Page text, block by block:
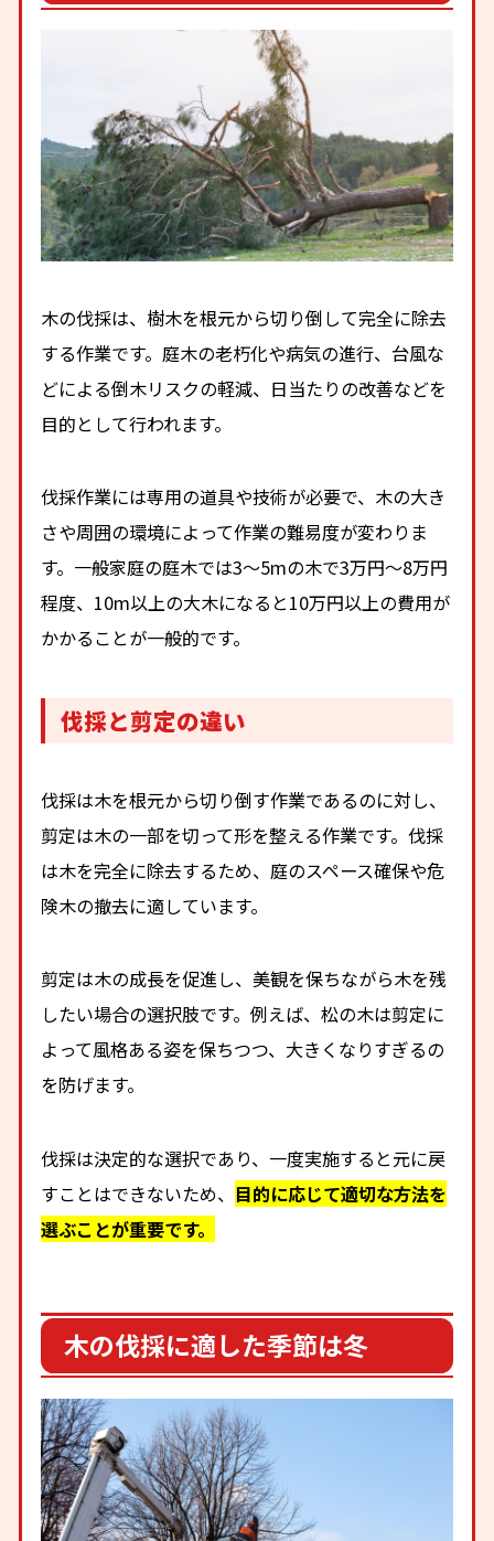
木の伐採は、樹木を根元から切り倒して完全に除去
する作業です。庭木の老朽化や病気の進行、台風な
どによる倒木リスクの軽減、日当たりの改善などを
目的として行われます。
伐採作業には専用の道具や技術が必要で、木の大き
さや周囲の環境によって作業の難易度が変わりま
す。一般家庭の庭木では3〜5mの木で3万円〜8万円
程度、10m以上の大木になると10万円以上の費用が
かかることが一般的です。
伐採と剪定の違い
伐採は木を根元から切り倒す作業であるのに対し、
剪定は木の一部を切って形を整える作業です。伐採
は木を完全に除去するため、庭のスペース確保や危
険木の撤去に適しています。
剪定は木の成長を促進し、美観を保ちながら木を残
したい場合の選択肢です。例えば、松の木は剪定に
よって風格ある姿を保ちつつ、大きくなりすぎるの
を防げます。
伐採は決定的な選択であり、一度実施すると元に戻
すことはできないため、 目的に応じて適切な方法を
選ぶことが重要です。
木の伐採に適した季節は冬